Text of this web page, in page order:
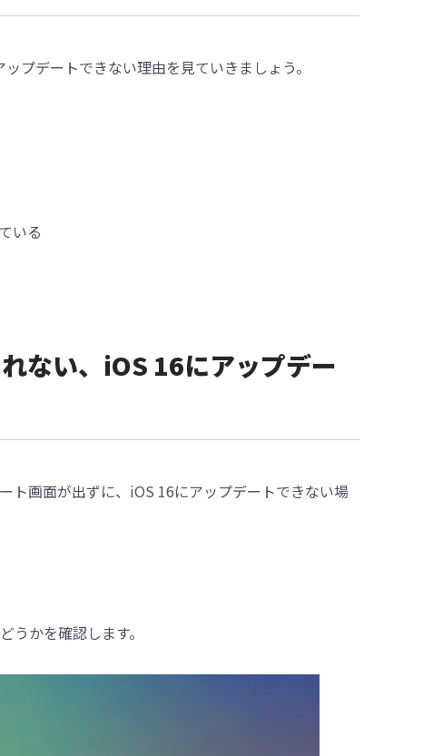
プデートできない理由を見ていきましょう。
いる
ない、iOS 16にアップデー
ト画面が出ずに、iOS 16にアップデートできない場
かを確認します。